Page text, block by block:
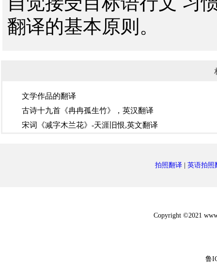
翻译的基本原则。
文学作品的翻译
古诗十九首《冉冉孤生竹》，英汉翻译
宋词《减字木兰花》-天涯旧恨,英文翻译
拍照翻译| 英语拍照
Copyright ©2021
鲁